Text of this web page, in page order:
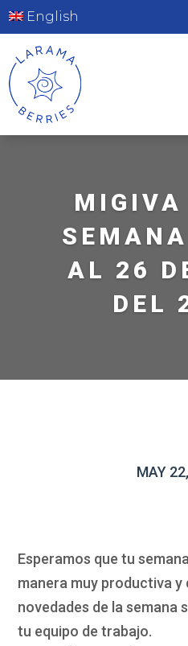
English
MIGIVA
AL 26
DEL
MAY
Esperamos que tu
manera muy productiva y
novedades de la semana
tu equipo de trabajo.